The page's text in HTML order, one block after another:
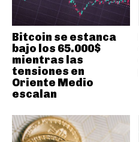
Bitcoin se estanca
bajo los 65.000$
mientras las
tensiones en
Oriente Medio
escalan